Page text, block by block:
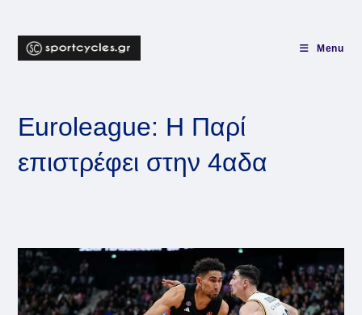
content
Menu
Euroleague: Η Παρί
επιστρέφει στην 4αδα